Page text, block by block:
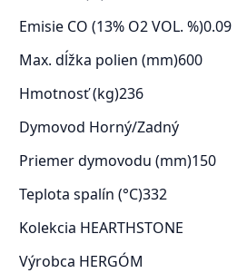
Emisie CO (13% O2 VOL. %)0.09
Max. dĺžka polien (mm)600
Hmotnosť (kg)236
Dymovod Horný/Zadný
Priemer dymovodu (mm)150
Teplota spalín (°C)332
Kolekcia HEARTHSTONE
Výrobca HERGÓM